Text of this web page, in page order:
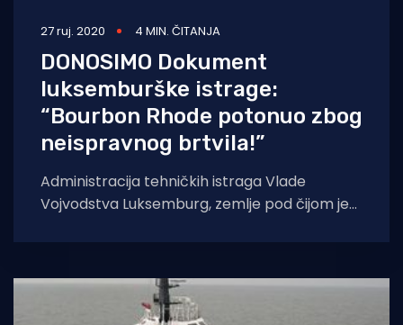
27 ruj. 2020 4 MIN. ČITANJA
DONOSIMO Dokument
luksemburške istrage:
“Bourbon Rhode potonuo zbog
neispravnog brtvila!”
Administracija tehničkih istraga Vlade
Vojvodstva Luksemburg, zemlje pod čijom je
Rhode, objavila je dokument s